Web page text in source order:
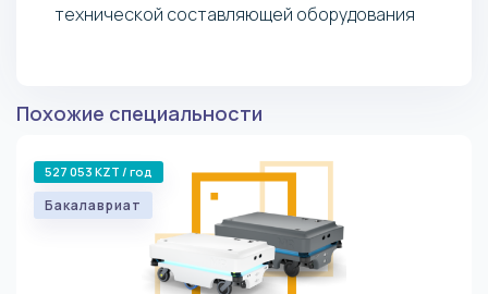
технической составляющей оборудования
Похожие специальности
527 053 KZT / год
Бакалавриат